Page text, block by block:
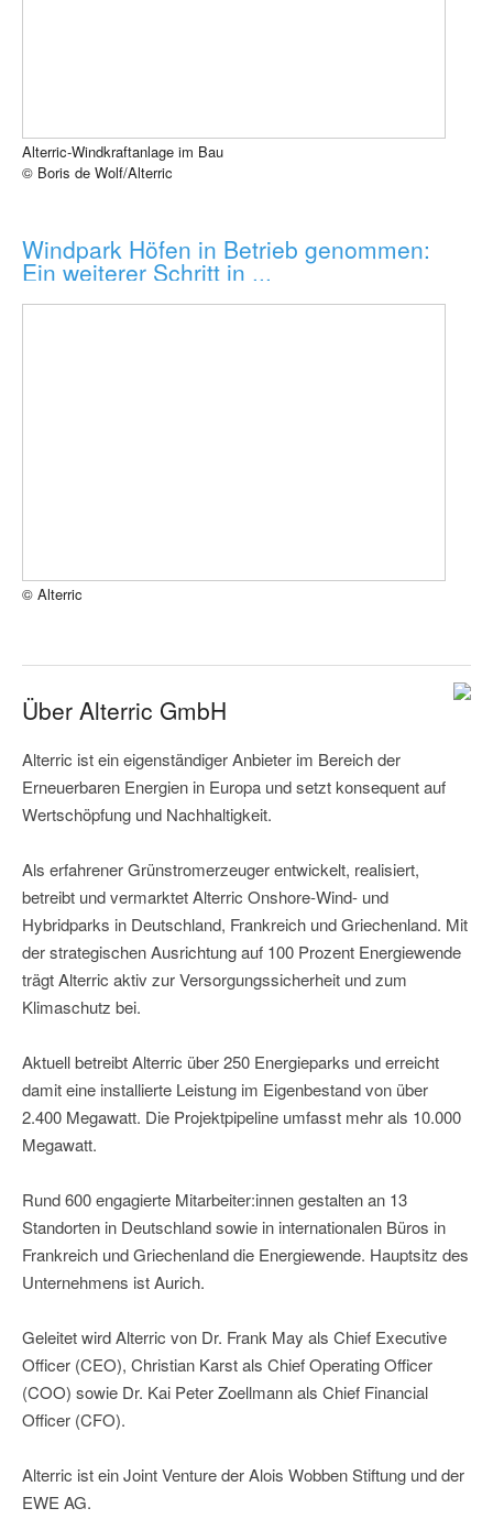
Alterric-Windkraftanlage im Bau
© Boris de Wolf/Alterric
Windpark Höfen in Betrieb genommen:
Ein weiterer Schritt in ...
© Alterric
Über Alterric GmbH
Alterric ist ein eigenständiger Anbieter im Bereich der
Erneuerbaren Energien in Europa und setzt konsequent auf
Wertschöpfung und Nachhaltigkeit.
Als erfahrener Grünstromerzeuger entwickelt, realisiert,
betreibt und vermarktet Alterric Onshore-Wind- und
Hybridparks in Deutschland, Frankreich und Griechenland. Mit
der strategischen Ausrichtung auf 100 Prozent Energiewende
trägt Alterric aktiv zur Versorgungssicherheit und zum
Klimaschutz bei.
Aktuell betreibt Alterric über 250 Energieparks und erreicht
damit eine installierte Leistung im Eigenbestand von über
2.400 Megawatt. Die Projektpipeline umfasst mehr als 10.000
Megawatt.
Rund 600 engagierte Mitarbeiter:innen gestalten an 13
Standorten in Deutschland sowie in internationalen Büros in
Frankreich und Griechenland die Energiewende. Hauptsitz des
Unternehmens ist Aurich.
Geleitet wird Alterric von Dr. Frank May als Chief Executive
Officer (CEO), Christian Karst als Chief Operating Officer
(COO) sowie Dr. Kai Peter Zoellmann als Chief Financial
Officer (CFO).
Alterric ist ein Joint Venture der Alois Wobben Stiftung und der
EWE AG.